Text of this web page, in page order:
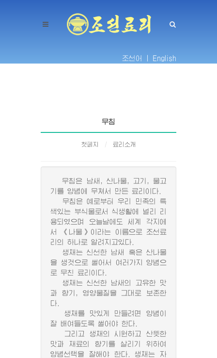
조선어 | English
무침
첫페지 료리소개
무침은 남새, 산나물, 고기, 물고
기를 양념에 무쳐서 만든 료리이다.
무침은 예로부터 우리 민족의 특
색있는 부식물로서 식생활에 널리 리
용되였으며 오늘날에도 세계 각지에
서 《나물》이라는 이름으로 조선료
리의 하나로 알려지고있다.
생채는 신선한 남새 혹은 산나물
을 생것으로 썰어서 여러가지 양념으
로 무친 료리이다.
생채는 신선한 남새의 고유한 맛
과 향기, 영양물질을 그대로 보존한
다.
생채를 맛있게 만들려면 양념이
잘 배여들도록 썰어야 한다.
그리고 생채의 시원하고 산뜻한
맛과 재료의 향기를 살리기 위하여
양념선택을 잘해야 한다. 생채는 자